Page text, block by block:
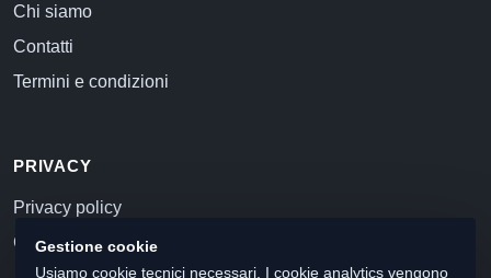
Chi siamo
Contatti
Termini e condizioni
PRIVACY
Privacy policy
Cookie policy
Gestione cookie
Usiamo cookie tecnici necessari. I cookie analytics vengono